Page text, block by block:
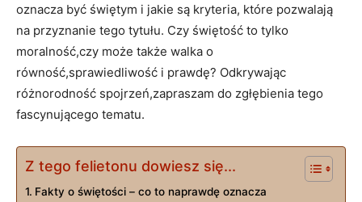
oznacza być świętym i jakie ⁢są kryteria, które pozwalają
na przyznanie ‍tego tytułu. Czy‌ świętość to tylko
moralność,czy może także walka ‍o
równość,sprawiedliwość i prawdę? Odkrywając
różnorodność spojrzeń,zapraszam‌ do zgłębienia tego
fascynującego⁤ tematu.
Z tego felietonu dowiesz się...
Fakty o świętości – co to naprawdę oznacza